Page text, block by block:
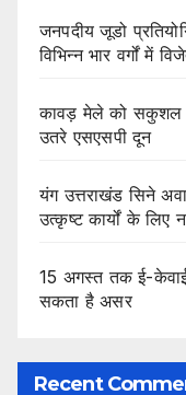
जनपदीय जूडो
विभिन्न भार वर्गों में
कावड़ मेले को सकुशल
उतरे एसएसपी दून
यंग उत्तराखंड सिने
उत्कृष्ट कार्यों के लिए
15 अगस्त तक ई-
सकता है असर
Recent